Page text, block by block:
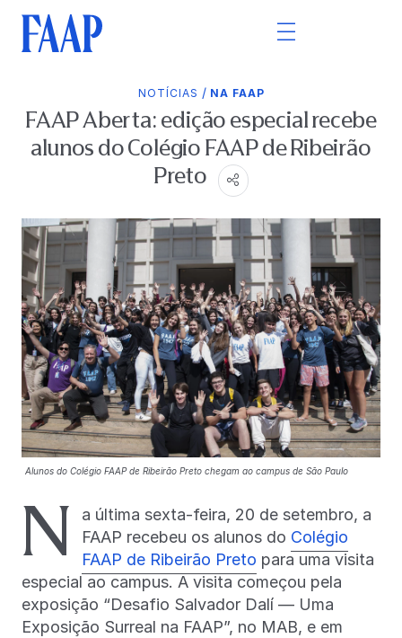
NOTÍCIAS / NA FAAP
FAAP Aberta: edição especial recebe
alunos do Colégio FAAP de Ribeirão
Preto
Alunos do Colégio FAAP de Ribeirão Preto chegam ao campus de São Paulo
N
a última sexta-feira, 20 de setembro, a
FAAP recebeu os alunos do Colégio
FAAP de Ribeirão Preto para uma visita
especial ao campus. A visita começou pela
exposição “Desafio Salvador Dalí — Uma
Exposição Surreal na FAAP”, no MAB, e em